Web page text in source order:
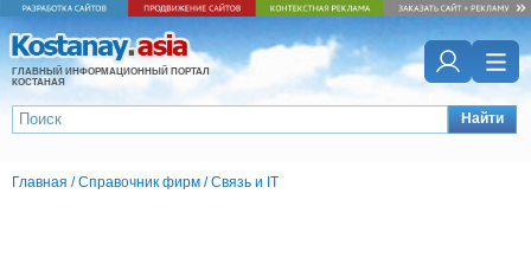
ГЛАВНЫЙ ИНФОРМАЦИОННЫЙ ПОРТАЛ
КОСТАНАЯ
Найти
Главная /Справочник фирм /Связь и IT